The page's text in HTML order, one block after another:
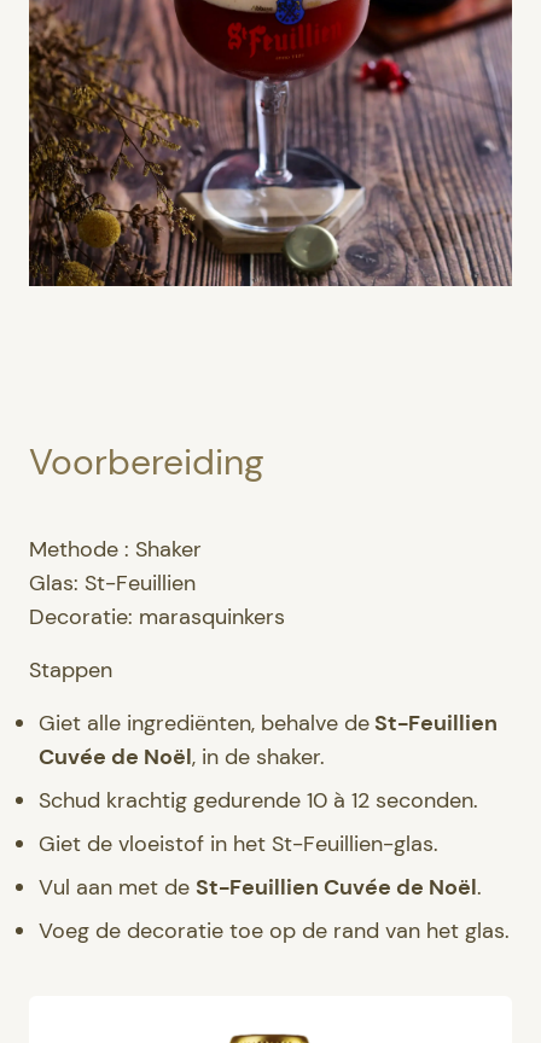
Voorbereiding
Methode : Shaker
Glas: St-Feuillien
Decoratie: marasquinkers
Stappen
Giet alle ingrediënten, behalve deSt-Feuillien
Cuvée de Noël, in de shaker.
Schud krachtig gedurende 10 à 12 seconden.
Giet de vloeistof in het St-Feuillien-glas.
Vul aan met de St-Feuillien Cuvée de Noël.
Voeg de decoratie toe op de rand van het glas.